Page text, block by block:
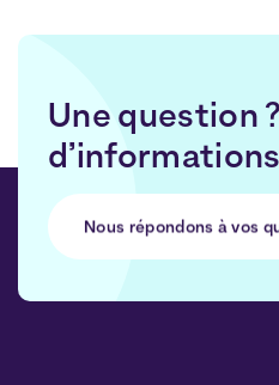
Une question
Nous répondons à vos